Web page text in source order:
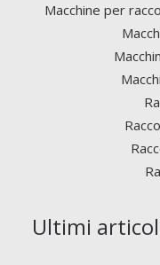
Macchine per
Ultimi